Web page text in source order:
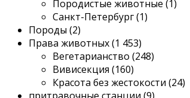
Породистые животные (1)
Санкт-Петербург (1)
Породы (2)
Права животных (1 453)
Вегетарианство (248)
Вивисекция (160)
Красота без жестокости (24)